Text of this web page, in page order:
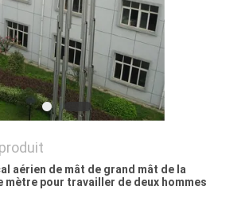
aérien de mât de grand mât de la
mètre pour travailler de deux hommes